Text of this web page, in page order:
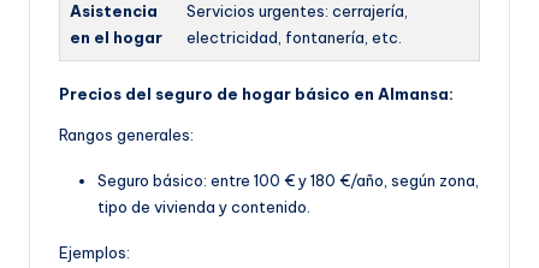
Asistencia
en el hogar
Servicios urgentes: cerrajería,
electricidad, fontanería, etc.
Precios del seguro de hogar básico en Almansa:
Rangos generales:
Seguro básico: entre 100 € y 180 €/año, según zona,
tipo de vivienda y contenido.
Ejemplos: